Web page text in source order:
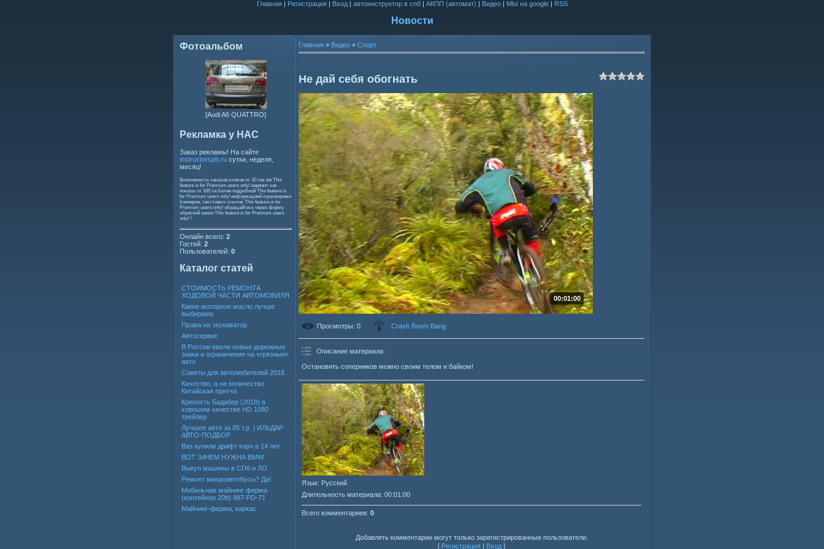
Главная| Регистрация| Вход| автоинструктор в спб| АКПП (автомат) | Видео| МЫ на google| RSS
Новости
Фотоальбом
[Audi A6 QUATTRO]
Рекламка у НАС
Заказ рекламы! На сайте
instructorspb.ru сутки, неделя,
месяц!
Возможность заказов кликов от 10 так же This
feature is for Premium users only! вариант как
показы от 100 за более подробной This feature is
for Premium users only! информацией и размерами
баннеров, текстовых ссылок This feature is for
Premium users only! обращайтесь через форму
обратной связи This feature is for Premium users
only! !
Онлайн всего: 2
Гостей: 2
Пользователей: 0
Каталог статей
СТОИМОСТЬ РЕМОНТА
ХОДОВОЙ ЧАСТИ АВТОМОБИЛЯ
Какое моторное масло лучше
выбираем
Права на экскаватор
Автосервис
В России ввели новые дорожные
знаки и ограничения на «грязные»
авто
Советы для автолюбителей 2018
Качество, а не количество
Китайская притча
Крепость Бадабер (2018) в
хорошем качестве HD 1080
трейлер
Лучшее авто за 85 т.р. | ИЛЬДАР
АВТО-ПОДБОР
Ваз купили дрифт корч в 14 лет
ВОТ ЗАЧЕМ НУЖНА BMW
Выкуп машины в СПб и ЛО
Ремонт микроавтобусы? Да!
Мобильная майнинг ферма
(контейнер 20ft) 987-PD-71
Майнинг-ферма, каркас
Главная » Видео » Спорт
Не дай себя обогнать
00:01:00
Просмотры: 0 Crash Boom Bang
Описание материала:
Остановить соперников можно своим телом и байком!
Язык: Русский
Длительность материала: 00:01:00
Всего комментариев: 0
Добавлять комментарии могут только зарегистрированные пользователи.
[ Регистрация | Вход ]